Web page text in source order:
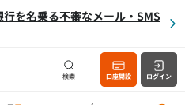
を名乗る不審なメール・SMS
検索 口座開設 ログイン